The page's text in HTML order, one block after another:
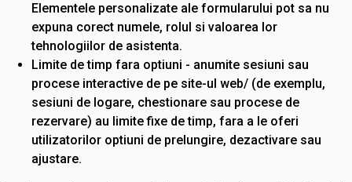
Elementele personalizate ale formularului pot sa nu
expuna corect numele, rolul si valoarea lor
tehnologiilor de asistenta.
Limite de timp fara optiuni - anumite sesiuni sau
procese interactive de pe site-ul web/ (de exemplu,
sesiuni de logare, chestionare sau procese de
rezervare) au limite fixe de timp, fara a le oferi
utilizatorilor optiuni de prelungire, dezactivare sau
ajustare.